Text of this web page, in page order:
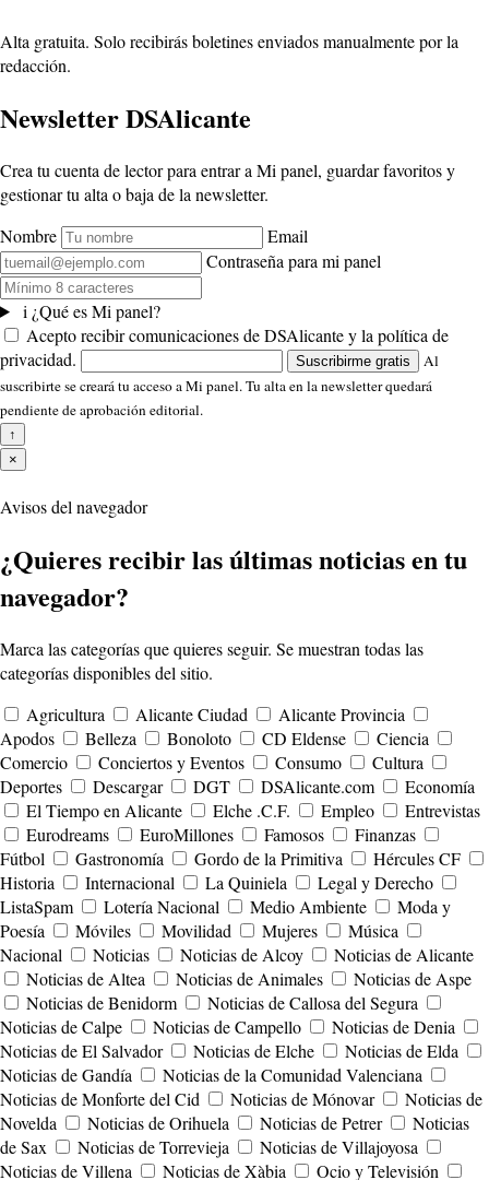
Alta gratuita. Solo recibirás boletines enviados manualmente por la
redacción.
Newsletter DSAlicante
Crea tu cuenta de lector para entrar a Mi panel, guardar favoritos y
gestionar tu alta o baja de la newsletter.
Nombre
Email
Contraseña para mi panel
i ¿Qué es Mi panel?
Acepto recibir comunicaciones de DSAlicante y la política de
privacidad.
Suscribirme gratis
Al
suscribirte se creará tu acceso a Mi panel. Tu alta en la newsletter quedará
pendiente de aprobación editorial.
↑
×
Avisos del navegador
¿Quieres recibir las últimas noticias en tu
navegador?
Marca las categorías que quieres seguir. Se muestran todas las
categorías disponibles del sitio.
Agricultura
Alicante Ciudad
Alicante Provincia
Apodos
Belleza Bonoloto CD Eldense
Ciencia
Comercio
Conciertos y Eventos Consumo
Cultura
Deportes
Descargar DGT DSAlicante.com
Economía
El Tiempo en Alicante
Elche .C.F. Empleo
Entrevistas
Eurodreams
EuroMillones Famosos
Finanzas
Fútbol
Gastronomía Gordo de la Primitiva
Hércules CF
Historia
Internacional La Quiniela
Legal y Derecho
ListaSpam
Lotería Nacional Medio Ambiente
Moda y
Poesía
Móviles Movilidad Mujeres
Música
Nacional
Noticias Noticias de Alcoy
Noticias de Alicante
Noticias de Altea
Noticias de Animales
Noticias de Aspe
Noticias de Benidorm
Noticias de Callosa del Segura
Noticias de Calpe
Noticias de Campello
Noticias de Denia
Noticias de El Salvador
Noticias de Elche
Noticias de Elda
Noticias de Gandía
Noticias de la Comunidad Valenciana
Noticias de Monforte del Cid
Noticias de Mónovar
Noticias de
Novelda
Noticias de Orihuela Noticias de Petrer
Noticias
de Sax
Noticias de Torrevieja
Noticias de Villajoyosa
Noticias de Villena
Noticias de Xàbia Ocio y Televisión